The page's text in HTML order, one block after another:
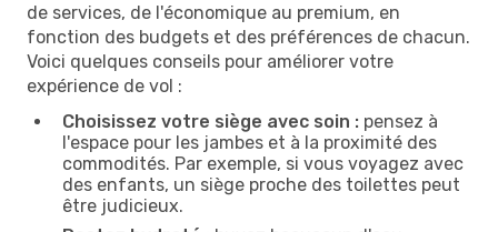
de services, de l'économique au premium, en
fonction des budgets et des préférences de chacun.
Voici quelques conseils pour améliorer votre
expérience de vol :
Choisissez votre siège avec soin : pensez à
l'espace pour les jambes et à la proximité des
commodités. Par exemple, si vous voyagez avec
des enfants, un siège proche des toilettes peut
être judicieux.